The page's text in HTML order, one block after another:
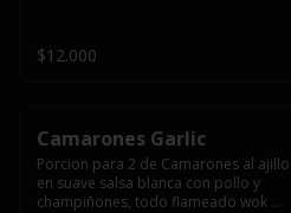
$12.000
Camarones Garlic
Porcion para 2 de Camarones al ajillo
en suave salsa blanca con pollo y
champiñones, todo flameado wok